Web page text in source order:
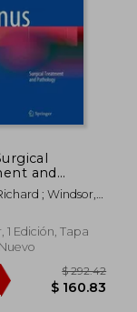
and
(en Inglés)
; Windsor,
1 Edición, Tapa